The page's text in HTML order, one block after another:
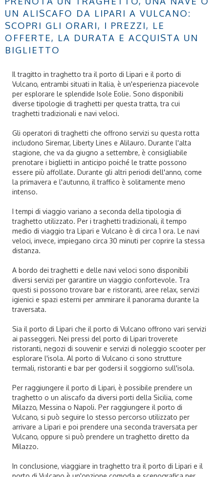
UN ALISCAFO DA LIPARI A VULCANO:
SCOPRI GLI ORARI, I PREZZI, LE
OFFERTE, LA DURATA E ACQUISTA UN
BIGLIETTO
Il tragitto in traghetto tra il porto di Lipari e il porto di
Vulcano, entrambi situati in Italia, è un'esperienza piacevole
per esplorare le splendide Isole Eolie. Sono disponibili
diverse tipologie di traghetti per questa tratta, tra cui
traghetti tradizionali e navi veloci.
Gli operatori di traghetti che offrono servizi su questa rotta
includono Siremar, Liberty Lines e Alilauro. Durante l'alta
stagione, che va da giugno a settembre, è consigliabile
prenotare i biglietti in anticipo poiché le tratte possono
essere più affollate. Durante gli altri periodi dell'anno, come
la primavera e l'autunno, il traffico è solitamente meno
intenso.
I tempi di viaggio variano a seconda della tipologia di
traghetto utilizzato. Per i traghetti tradizionali, il tempo
medio di viaggio tra Lipari e Vulcano è di circa 1 ora. Le navi
veloci, invece, impiegano circa 30 minuti per coprire la stessa
distanza.
A bordo dei traghetti e delle navi veloci sono disponibili
diversi servizi per garantire un viaggio confortevole. Tra
questi si possono trovare bar e ristoranti, aree relax, servizi
igienici e spazi esterni per ammirare il panorama durante la
traversata.
Sia il porto di Lipari che il porto di Vulcano offrono vari servizi
ai passeggeri. Nei pressi del porto di Lipari troverete
ristoranti, negozi di souvenir e servizi di noleggio scooter per
esplorare l'isola. Al porto di Vulcano ci sono strutture
termali, ristoranti e bar per godersi il soggiorno sull'isola.
Per raggiungere il porto di Lipari, è possibile prendere un
traghetto o un aliscafo da diversi porti della Sicilia, come
Milazzo, Messina o Napoli. Per raggiungere il porto di
Vulcano, si può seguire lo stesso percorso utilizzato per
arrivare a Lipari e poi prendere una seconda traversata per
Vulcano, oppure si può prendere un traghetto diretto da
Milazzo.
In conclusione, viaggiare in traghetto tra il porto di Lipari e il